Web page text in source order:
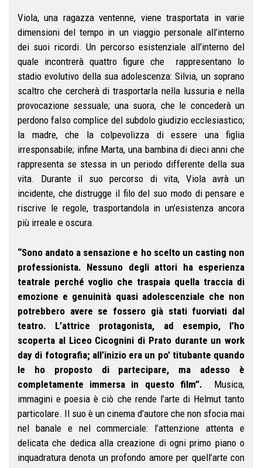
Viola, una ragazza ventenne, viene trasportata in varie
dimensioni del tempo in un viaggio personale all’interno
dei suoi ricordi. Un percorso esistenziale all’interno del
quale incontrerà quattro figure che rappresentano lo
stadio evolutivo della sua adolescenza: Silvia, un soprano
scaltro che cercherà di trasportarla nella lussuria e nella
provocazione sessuale; una suora, che le concederà un
perdono falso complice del subdolo giudizio ecclesiastico;
la madre, che la colpevolizza di essere una figlia
irresponsabile; infine Marta, una bambina di dieci anni che
rappresenta se stessa in un periodo differente della sua
vita. Durante il suo percorso di vita, Viola avrà un
incidente, che distrugge il filo del suo modo di pensare e
riscrive le regole, trasportandola in un’esistenza ancora
più irreale e oscura.
“Sono andato a sensazione e ho scelto un casting non
professionista. Nessuno degli attori ha esperienza
teatrale perché voglio che traspaia quella traccia di
emozione e genuinità quasi adolescenziale che non
potrebbero avere se fossero già stati fuorviati dal
teatro. L’attrice protagonista, ad esempio, l’ho
scoperta al Liceo Cicognini di Prato durante un work
day di fotografia; all’inizio era un po’ titubante quando
le ho proposto di partecipare, ma adesso è
completamente immersa in questo film”. Musica,
immagini e poesia è ciò che rende l’arte di Helmut tanto
particolare. Il suo è un cinema d’autore che non sfocia mai
nel banale e nel commerciale: l’attenzione attenta e
delicata che dedica alla creazione di ogni primo piano o
inquadratura denota un profondo amore per quell’arte con